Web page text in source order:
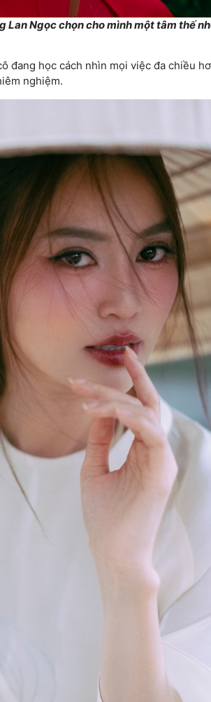
Lan Ngọcchọn cho mình một tâm thế
đang học cách nhìn mọi việc đa chiều
nghiệm.